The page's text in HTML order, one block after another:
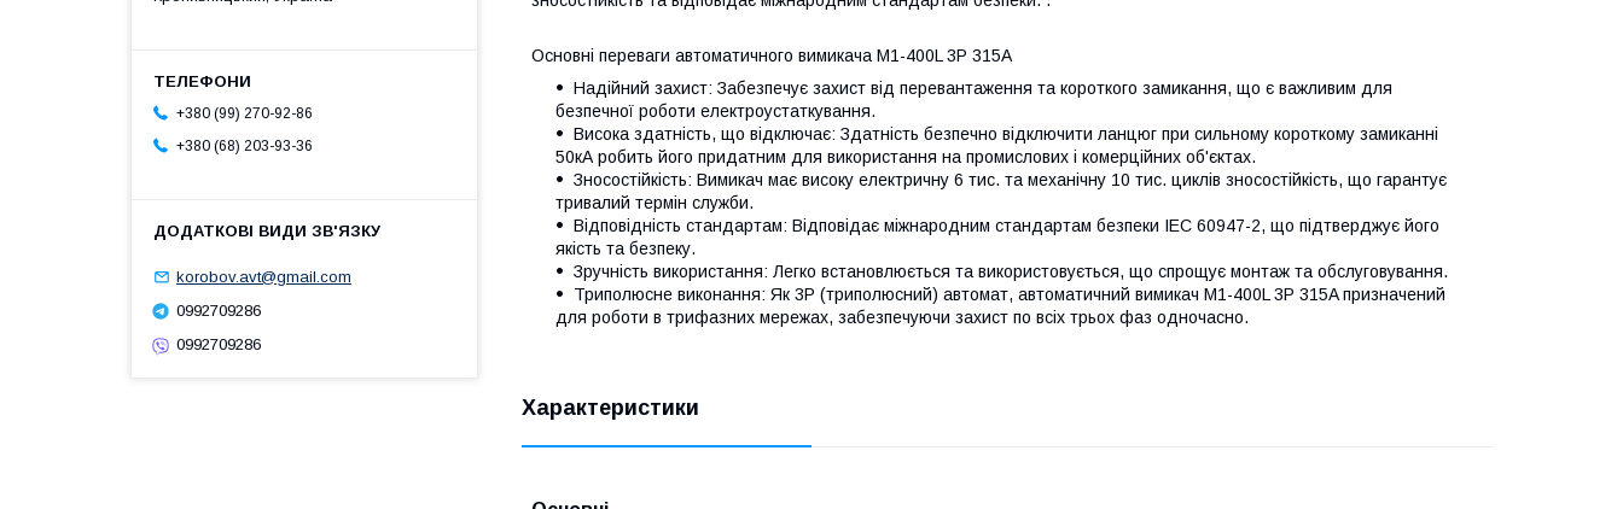
Основні переваги автоматичного вимикача M1-400L 3P 315A
Надійний захист: Забезпечує захист від перевантаження та короткого замикання, що є важливим для
безпечної роботи електроустаткування.
Висока здатність, що відключає: Здатність безпечно відключити ланцюг при сильному короткому замиканні
50кА робить його придатним для використання на промислових і комерційних об'єктах.
Зносостійкість: Вимикач має високу електричну 6 тис. та механічну 10 тис. циклів зносостійкість, що гарантує
тривалий термін служби.
Відповідність стандартам: Відповідає міжнародним стандартам безпеки IEC 60947-2, що підтверджує його
якість та безпеку.
Зручність використання: Легко встановлюється та використовується, що спрощує монтаж та обслуговування.
Триполюсне виконання: Як 3P (триполюсний) автомат, автоматичний вимикач M1-400L 3P 315A призначений
для роботи в трифазних мережах, забезпечуючи захист по всіх трьох фаз одночасно.
Характеристики
+380 (99) 270-92-86
+380 (68) 203-93-36
korobov.avt@gmail.com
0992709286
0992709286